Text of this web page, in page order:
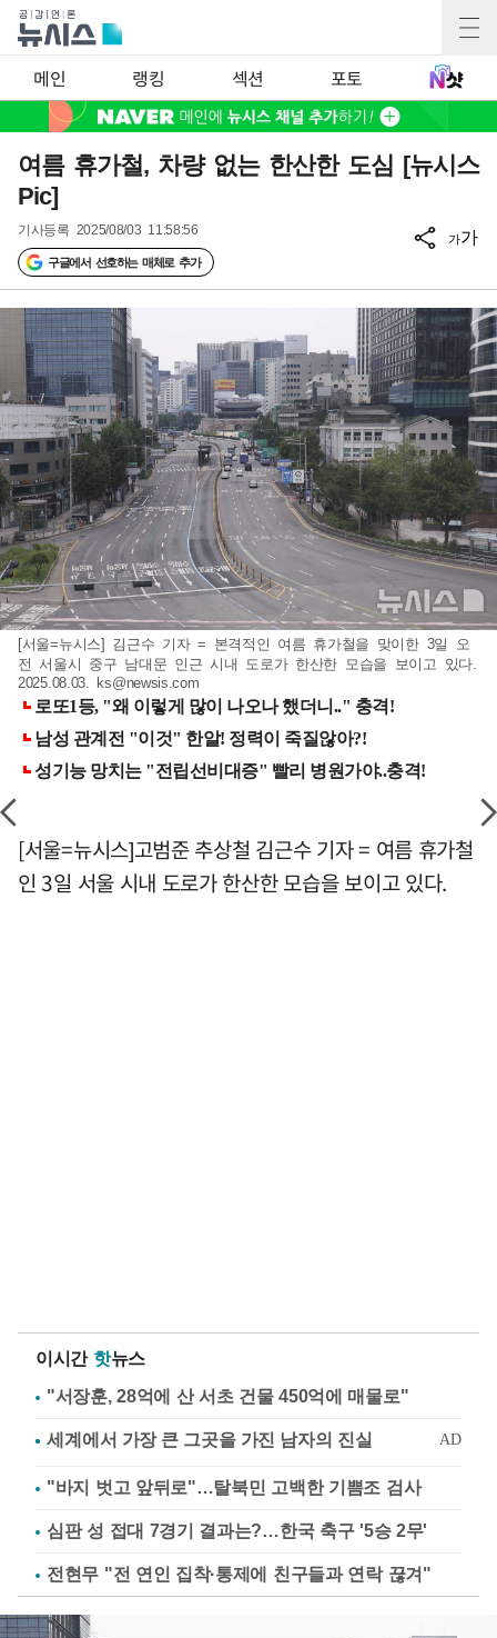
메인 랭킹 섹션 포토
여름 휴가철, 차량 없는 한산한 도심 [뉴시스
Pic]
기사등록 2025/08/03 11:58:56
구글에서 선호하는 매체로 추가
가가
[서울=뉴시스] 김근수 기자 = 본격적인 여름 휴가철을 맞이한 3일 오
전 서울시 중구 남대문 인근 시내 도로가 한산한 모습을 보이고 있다.
2025.08.03.
ks@newsis.com
[서울=뉴시스]고범준 추상철 김근수 기자 = 여름 휴가철
인 3일 서울 시내 도로가 한산한 모습을 보이고 있다.
이시간 핫뉴스
"서장훈, 28억에 산 서초 건물 450억에 매물로"
"바지 벗고 앞뒤로"…탈북민 고백한 기쁨조 검사
심판 성 접대 7경기 결과는?…한국 축구 '5승 2무'
전현무 "전 연인 집착·통제에 친구들과 연락 끊겨"